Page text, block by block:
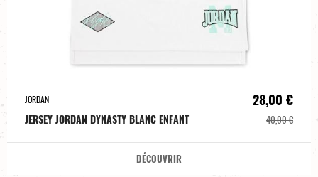
JORDAN
JERSEY JORDAN DYNASTY BLANC ENFANT
28,00 €
40,00 €
DÉCOUVRIR